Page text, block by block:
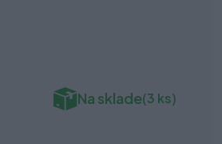
Na sklade(3 ks)